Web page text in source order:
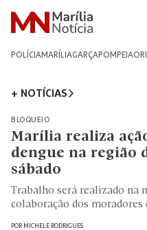
POLÍCIAMARÍLIAGARÇAPOMPEIA
+ NOTÍCIAS
BLOQUEIO
Marília realiza
dengue na região
sábado
Trabalho será realizado na
colaboração dos moradores
POR MICHELE RODRIGUES